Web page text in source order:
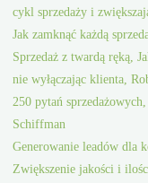
cykl sprzedaży i
Jak zamknąć każdą
Sprzedaż z twardą ręką,
nie wyłączając klienta,
250 pytań
Schiffman
Generowanie leadów dla
Zwiększenie jakości i